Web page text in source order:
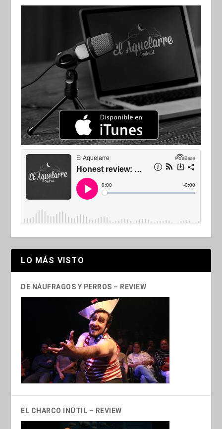
LO MÁS VISTO
DE NÁUFRAGOS Y PERROS – REVIEW
EL CHARCO INÚTIL – REVIEW